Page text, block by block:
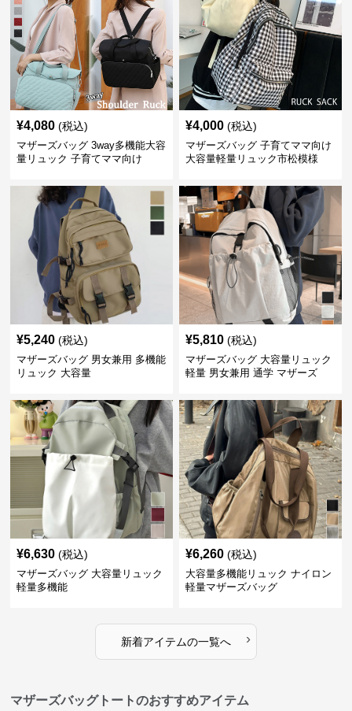
¥4,080 (税込)
マザーズバッグ 3way多機能大容
量リュック 子育てママ向け
¥4,000 (税込)
マザーズバッグ 子育てママ向け
大容量軽量リュック市松模様
¥5,240 (税込)
マザーズバッグ 男女兼用 多機能
リュック 大容量
¥5,810 (税込)
マザーズバッグ 大容量リュック
軽量 男女兼用 通学 マザーズ
¥6,630 (税込)
マザーズバッグ 大容量リュック
軽量多機能
¥6,260 (税込)
大容量多機能リュック ナイロン
軽量マザーズバッグ
新着アイテムの一覧へ ›
マザーズバッグトートのおすすめアイテム